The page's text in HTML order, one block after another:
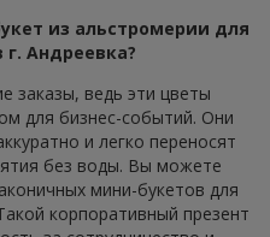
из альстромерии для
Андреевка?
заказы, ведь эти цветы
для бизнес-событий. Они
и легко переносят
без воды. Вы можете
мини-букетов для
корпоративный презент